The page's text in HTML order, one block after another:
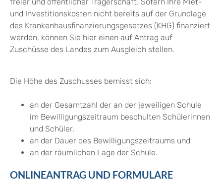
und Investitionskosten nicht bereits auf der Grundlage
des Krankenhausfinanzierungsgesetzes (KHG) finanziert
werden, können Sie hier einen auf Antrag auf
Zuschüsse des Landes zum Ausgleich stellen.
Die Höhe des Zuschusses bemisst sich:
an der Gesamtzahl der an der jeweiligen Schule
im Bewilligungszeitraum beschulten Schülerinnen
und Schüler,
an der Dauer des Bewilligungszeitraums und
an der räumlichen Lage der Schule.
ONLINEANTRAG UND FORMULARE